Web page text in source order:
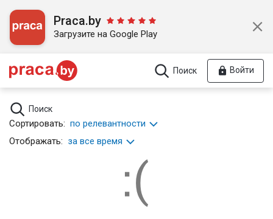
Praca.by
Загрузите на Google Play
Поиск Войти
Поиск
Сортировать: по релевантности
Отображать: за все время